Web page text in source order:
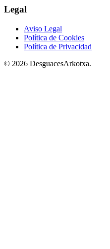
Legal
Aviso Legal
Política de Cookies
Política de Privacidad
© 2026 DesguacesArkotxa.